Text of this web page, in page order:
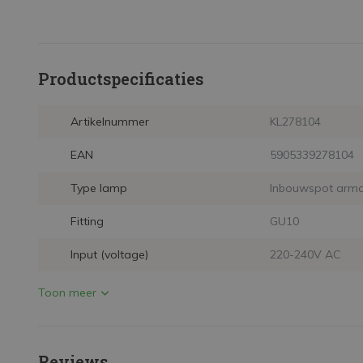
Productspecificaties
Artikelnummer KL278104
EAN 5905339278104
Type lamp Inbouwspot
Fitting GU10
Input (voltage) 220-240V AC
Toon meer